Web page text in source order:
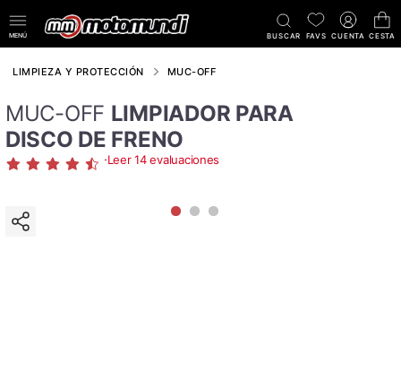
MENÚ BUSCAR FAVS CUENTA CESTA
LIMPIEZA Y PROTECCIÓN MUC-OFF
MUC-OFF LIMPIADOR PARA
DISCO DE FRENO
·Leer 14 evaluaciones